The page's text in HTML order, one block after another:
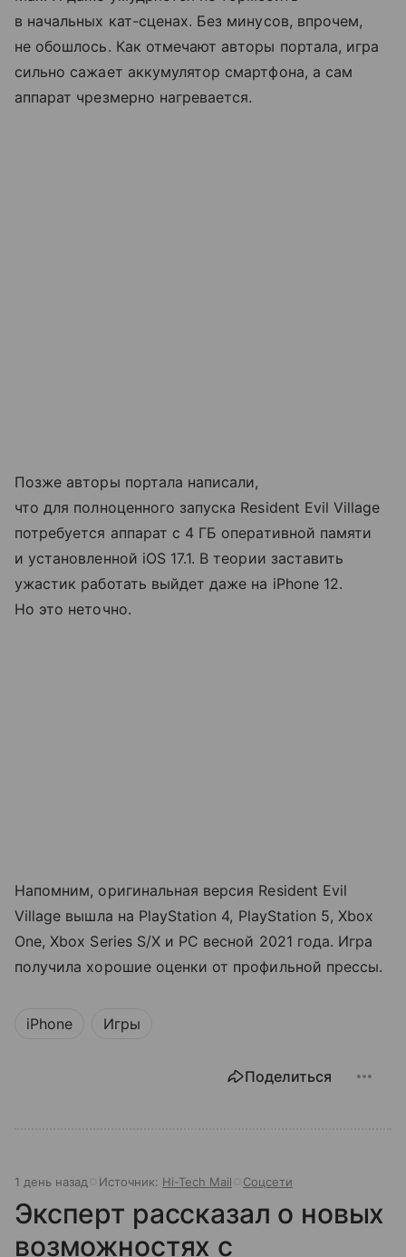
в начальных кат-сценах. Без минусов, впрочем,
не обошлось. Как отмечают авторы портала, игра
сильно сажает аккумулятор смартфона, а сам
аппарат чрезмерно нагревается.
Позже авторы портала написали,
что для полноценного запуска Resident Evil Village
потребуется аппарат с 4 ГБ оперативной памяти
и установленной iOS 17.1. В теории заставить
ужастик работать выйдет даже на iPhone 12.
Но это неточно.
Напомним, оригинальная версия Resident Evil
Village вышла на PlayStation 4, PlayStation 5, Xbox
One, Xbox Series S/X и PC весной 2021 года. Игра
получила хорошие оценки от профильной прессы.
iPhone Игры
Поделиться
1 день назад Источник: Hi-Tech Mail Соцсети
Эксперт рассказал о новых
возможностях с